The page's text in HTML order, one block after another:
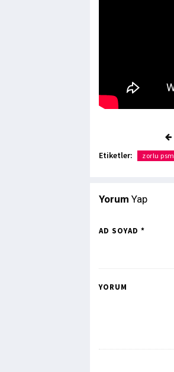
Etiketler: zorlu psm
Yorum Yap
AD SOYAD *
YORUM